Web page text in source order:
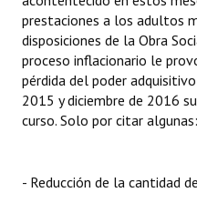
prestaciones a los adultos
disposiciones de la Obra
proceso inflacionario le
pérdida del poder
2015 y diciembre de 2016
curso. Solo por citar algunas:
- Reducción de la cantidad